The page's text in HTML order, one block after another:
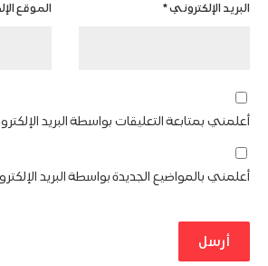
البريد الإلكتروني* الموقع
أعلمني بمتابعة التعليقات بواسطة البريد
أعلمني بالمواضيع الجديدة بواسطة البريد